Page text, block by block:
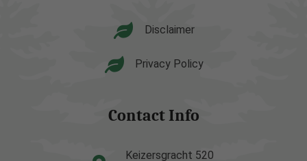
Disclaimer
Privacy Policy
Contact Info
Keizersgracht 520